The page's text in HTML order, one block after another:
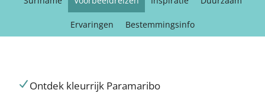
Ervaringen Bestemmingsinfo
Ontdek kleurrijk Paramaribo